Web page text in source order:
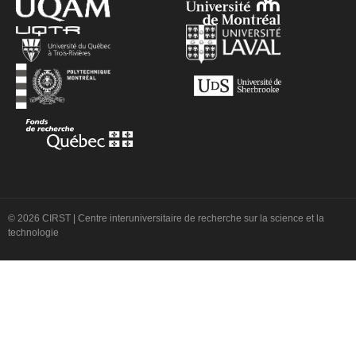
© 2026 CIRST | Centre interuniversitaire de recherche sur la science et la
technologie